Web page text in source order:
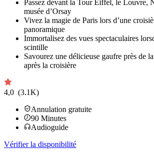
Passez devant la Tour Eiffel, le Louvre,
musée d’Orsay
Vivez la magie de Paris lors d’une
panoramique
Immortalisez des vues spectaculaires
scintille
Savourez une délicieuse gaufre près de
après la croisière
4,0 (3.1K)
Annulation gratuite
90 Minutes
Audioguide
Vérifier la disponibilité